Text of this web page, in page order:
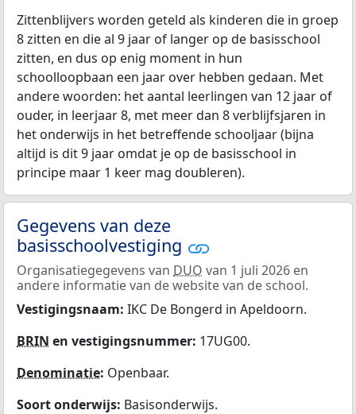
Zittenblijvers worden geteld als kinderen die in groep
8 zitten en die al 9 jaar of langer op de basisschool
zitten, en dus op enig moment in hun
schoolloopbaan een jaar over hebben gedaan. Met
andere woorden: het aantal leerlingen van 12 jaar of
ouder, in leerjaar 8, met meer dan 8 verblijfsjaren in
het onderwijs in het betreffende schooljaar (bijna
altijd is dit 9 jaar omdat je op de basisschool in
principe maar 1 keer mag doubleren).
Gegevens van deze
basisschoolvestiging
Organisatiegegevens van DUO van 1 juli 2026 en
andere informatie van de website van de school.
Vestigingsnaam: IKC De Bongerd in Apeldoorn.
BRIN en vestigingsnummer: 17UG00.
Denominatie: Openbaar.
Soort onderwijs: Basisonderwijs.